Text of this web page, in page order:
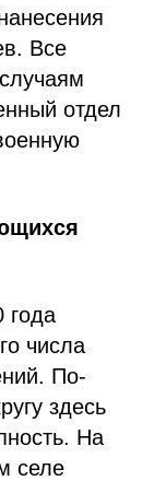
Все
отдел
года
числа
По-
здесь
На
селе